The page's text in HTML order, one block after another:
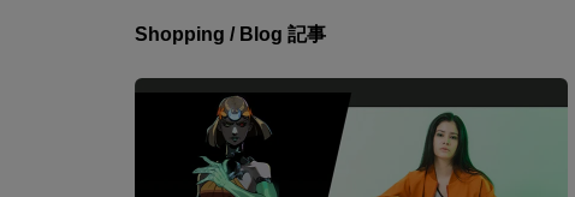
Shopping / Blog 記事